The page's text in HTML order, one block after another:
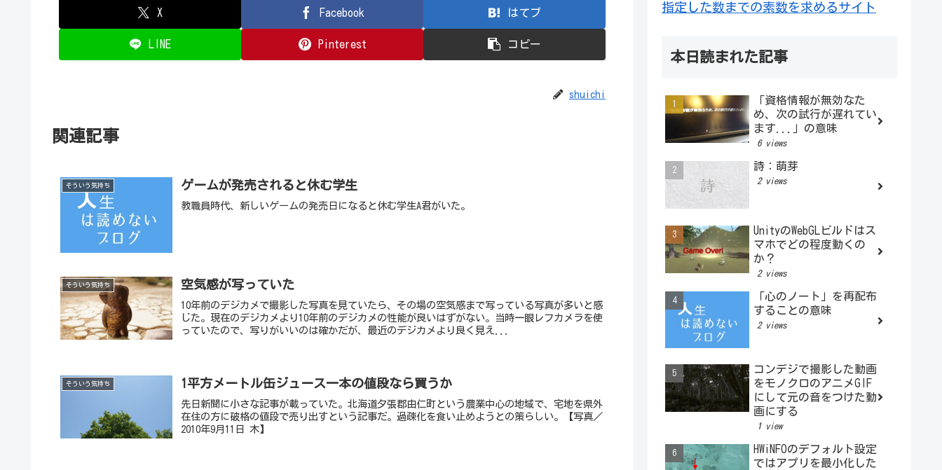
X Facebook はてブ
LINE Pinterest コピー
shuichi
関連記事
そういう気持ち ゲームが発売されると休む学生
教職員時代、新しいゲームの発売日になると休む学生A君がいた。
そういう気持ち 空気感が写っていた
10年前のデジカメで撮影した写真を見ていたら、その場の空気感まで写っている写真が多いと感
じた。現在のデジカメより10年前のデジカメの性能が良いはずがない。当時一眼レフカメラを使
っていたので、写りがいいのは確かだが、最近のデジカメより良く見え...
そういう気持ち 1平方メートル缶ジュース一本の値段なら買うか
先日新聞に小さな記事が載っていた。北海道夕張郡由仁町という農業中心の地域で、宅地を県外
在住の方に破格の値段で売り出すという記事だ。過疎化を食い止めようとの策らしい。【写真／
2010年9月11日 木】
指定した数までの素数を求めるサイト
本日読まれた記事
「資格情報が無効なた
め、次の試行が遅れてい
ます...」の意味
6 views
詩：萌芽
2 views
UnityのWebGLビルドはス
マホでどの程度動くの
か？
2 views
「心のノート」を再配布
することの意味
2 views
コンデジで撮影した動画
をモノクロのアニメGIF
にして元の音をつけた動
画にする
1 view
HWiNFOのデフォルト設定
ではアプリを最小化した